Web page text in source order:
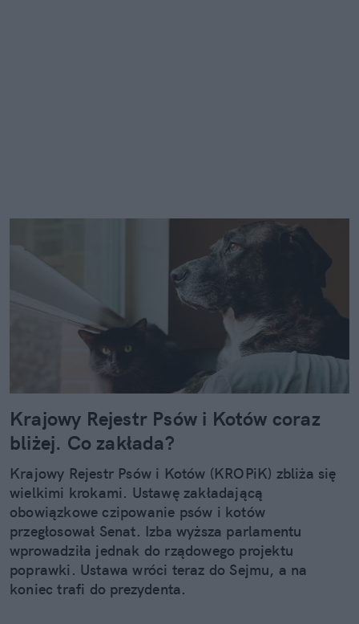
Krajowy Rejestr Psów i Kotów coraz
bliżej. Co zakłada?
Krajowy Rejestr Psów i Kotów (KROPiK) zbliża się
wielkimi krokami. Ustawę zakładającą
obowiązkowe czipowanie psów i kotów
przegłosował Senat. Izba wyższa parlamentu
wprowadziła jednak do rządowego projektu
poprawki. Ustawa wróci teraz do Sejmu, a na
koniec trafi do prezydenta.